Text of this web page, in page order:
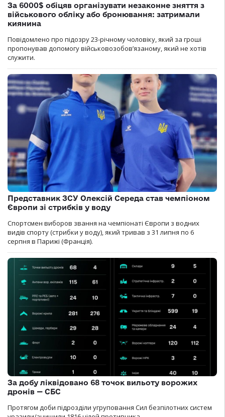
За 6000$ обіцяв організувати незаконне зняття з
військового обліку або бронювання: затримали
киянина
Повідомлено про підозру 23-річному чоловіку, який за гроші
пропонував допомогу військовозобов’язаному, який не хотів
служити.
Представник ЗСУ Олексій Середа став чемпіоном
Європи зі стрибків у воду
Спортсмен виборов звання на чемпіонаті Європи з водних
видів спорту (стрибки у воду), який тривав з 31 липня по 6
серпня в Парижі (Франція).
За добу ліквідовано 68 точок вильоту ворожих
дронів — СБС
Протягом доби підрозділи угруповання Сил безпілотних систем